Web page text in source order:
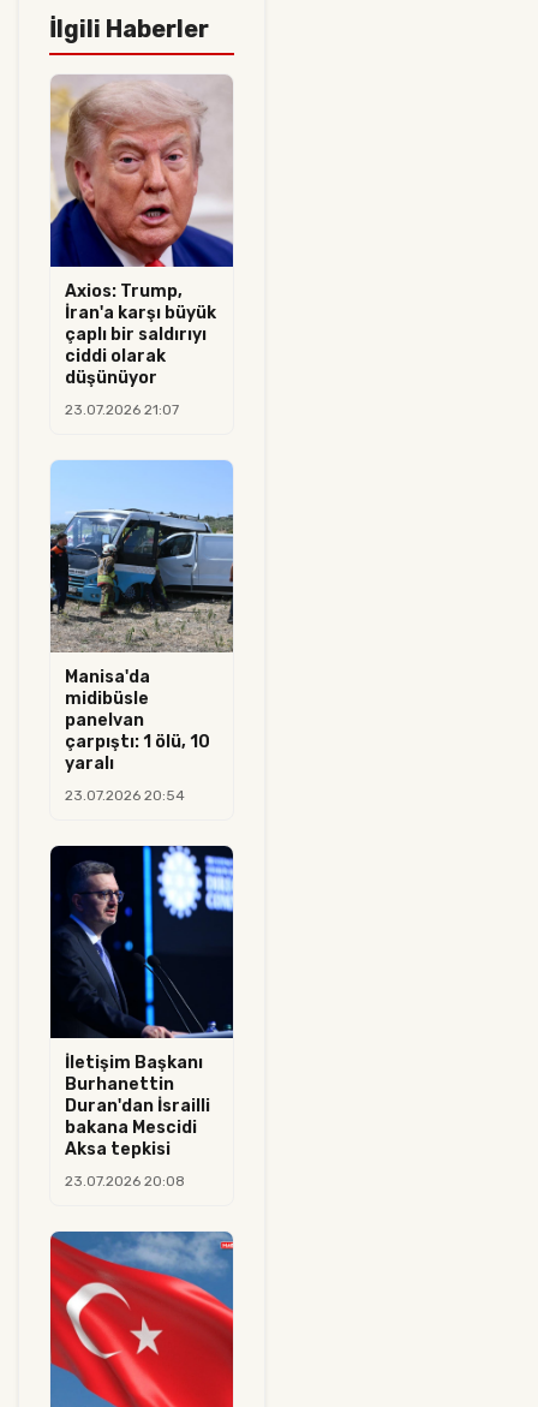
İlgili Haberler
Axios: Trump,
İran'a karşı büyük
çaplı bir saldırıyı
ciddi olarak
düşünüyor
23.07.2026 21:07
Manisa'da
midibüsle
panelvan
çarpıştı: 1 ölü, 10
yaralı
23.07.2026 20:54
İletişim Başkanı
Burhanettin
Duran'dan İsrailli
bakana Mescidi
Aksa tepkisi
23.07.2026 20:08